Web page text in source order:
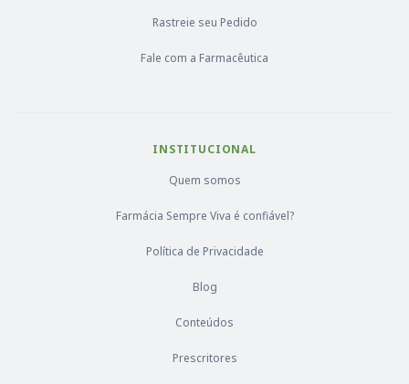
Rastreie seu Pedido
Fale com a Farmacêutica
INSTITUCIONAL
Quem somos
Farmácia Sempre Viva é confiável?
Política de Privacidade
Blog
Conteúdos
Prescritores